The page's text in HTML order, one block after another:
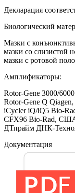
Декларация
Биологический
Мазки с
мазки со слизистой
мазки с ротовой
Амплификаторы:
Rotor-Gene 3000/
Rotor-Gene Q
iCycler iQ/iQ5 Bio-
CFX96 Bio-Rad,
ДТпрайм ДНК-
Документация